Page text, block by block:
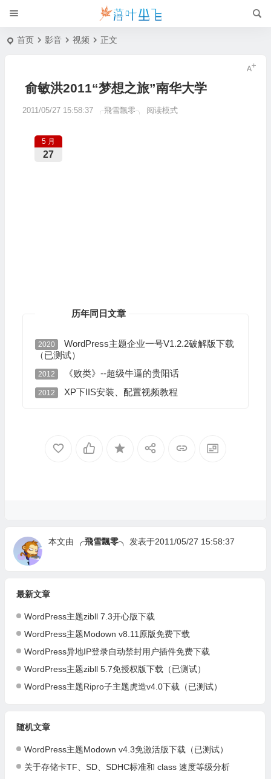
首页 影音 视频 正文
俞敏洪2011“梦想之旅”南华大学
2011/05/27 15:58:37 ╭飛雪飄零╮ 阅读模式
历年同日文章
5 月
27
2020
WordPress主题企业一号V1.2.2破解版下载
（已测试）
2012 《败类》--超级牛逼的贵阳话
2012 XP下IIS安装、配置视频教程
本文由 ╭飛雪飄零╮ 发表于2011/05/27 15:58:37
最新文章
WordPress主题zibll 7.3开心版下载
WordPress主题Modown v8.11原版免费下载
WordPress异地IP登录自动禁封用户插件免费下载
WordPress主题zibll 5.7免授权版下载（已测试）
WordPress主题Ripro子主题虎造v4.0下载（已测试）
随机文章
WordPress主题Modown v4.3免激活版下载（已测试）
关于存储卡TF、SD、SDHC标准和 class 速度等级分析